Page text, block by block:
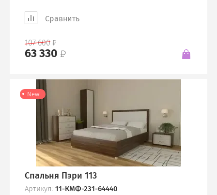
Сравнить
107 600
63 330
New!
Спальня Пэри 113
Артикул: 11-КМФ-231-64440